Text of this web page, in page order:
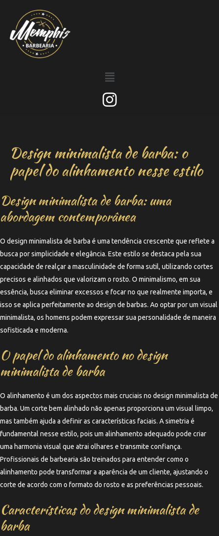
Design minimalista de barba: o
papel do alinhamento nesse estilo
Design minimalista de barba: uma
abordagem contemporânea
O design minimalista de barba é uma tendência crescente que reflete a
busca por simplicidade e elegância. Este estilo se destaca pela sua
capacidade de realçar a masculinidade de forma sutil, utilizando cortes
precisos e alinhados que valorizam o rosto. O minimalismo, em sua
essência, busca eliminar excessos e focar no que realmente importa, e
isso se aplica perfeitamente ao design de barbas. Ao optar por um visual
minimalista, os homens podem expressar sua personalidade de maneira
sofisticada e moderna.
O papel do alinhamento no design
minimalista de barba
O alinhamento é um dos aspectos mais cruciais no design minimalista de
barba. Um corte bem alinhado não apenas proporciona um visual limpo,
mas também ajuda a definir as características faciais. A simetria é
fundamental nesse estilo, pois um alinhamento adequado pode criar
uma harmonia visual que atrai olhares e transmite confiança.
Profissionais de barbearia são treinados para entender como o
alinhamento pode transformar a aparência de um cliente, ajustando o
corte de acordo com o formato do rosto e as preferências pessoais.
Características do design minimalista de
barba